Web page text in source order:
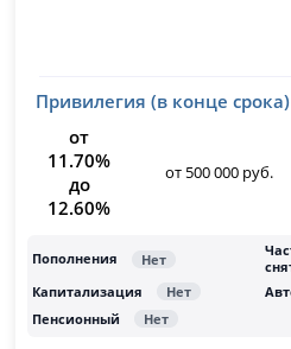
Привилегия (в конце срока)
от
11.70%
до
12.60%
от 500 000 руб.